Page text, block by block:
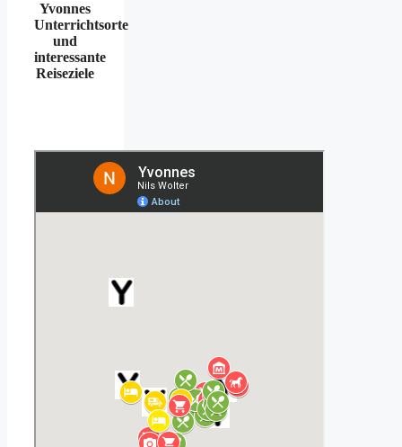
Yvonnes
Unterrichtsorte
und
interessante
Reiseziele